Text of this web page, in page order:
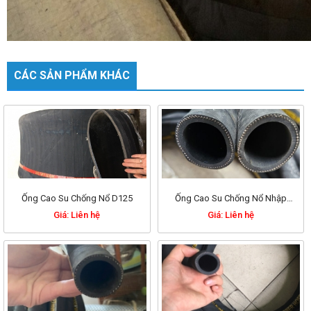
CÁC SẢN PHẨM KHÁC
Ống Cao Su Chống Nổ D125
Giá: Liên hệ
Ống Cao Su Chống Nổ Nhập
Khẩu Phi 100
Giá: Liên hệ